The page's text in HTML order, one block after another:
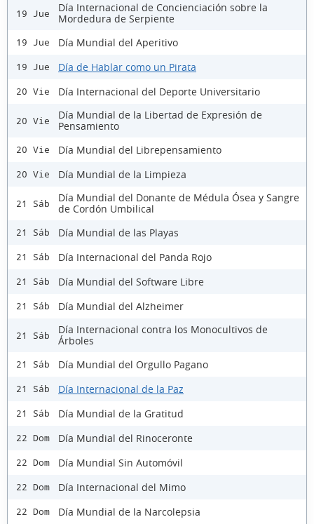
19 Jue
Día Internacional de Concienciación sobre la
Mordedura de Serpiente
19 Jue Día Mundial del Aperitivo
19 Jue Día de Hablar como un Pirata
20 Vie Día Internacional del Deporte Universitario
20 Vie
Día Mundial de la Libertad de Expresión de
Pensamiento
20 Vie Día Mundial del Librepensamiento
20 Vie Día Mundial de la Limpieza
21 Sáb
Día Mundial del Donante de Médula Ósea y Sangre
de Cordón Umbilical
21 Sáb Día Mundial de las Playas
21 Sáb Día Internacional del Panda Rojo
21 Sáb Día Mundial del Software Libre
21 Sáb Día Mundial del Alzheimer
21 Sáb
Día Internacional contra los Monocultivos de
Árboles
21 Sáb Día Mundial del Orgullo Pagano
21 Sáb Día Internacional de la Paz
21 Sáb Día Mundial de la Gratitud
22 Dom Día Mundial del Rinoceronte
22 Dom Día Mundial Sin Automóvil
22 Dom Día Internacional del Mimo
22 Dom Día Mundial de la Narcolepsia